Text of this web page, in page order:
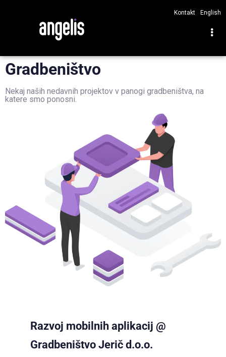
Kontakt English
Gradbeništvo
Nekaj naših nedavnih projektov v panogi gradbeništva, na
katere smo ponosni.
Razvoj mobilnih aplikacij @
Gradbeništvo Jerič d.o.o.